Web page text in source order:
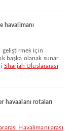
havalimanı
başka olanak sunar.
Sharjah Uluslararası
havaalanı rotaları